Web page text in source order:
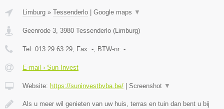
Limburg » Tessenderlo Google maps ▼
Geenrode 3, 3980 Tessenderlo (Limburg)
Tel: 013 29 63 29, Fax: -, BTW-nr: -
E-mail › Sun Invest
Website: https://suninvestbvba.be/ Screenshot ▼
Als u meer wil genieten van uw huis, terras en tuin dan bent u bij